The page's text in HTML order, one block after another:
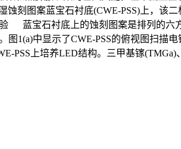
刻图案蓝宝石衬底(CWE-PSS)上，该
蓝宝石衬底上的蚀刻图案是排列的六
1(a)中显示了CWE-PSS的俯视图扫描
PSS上培养LED结构。三甲基镓